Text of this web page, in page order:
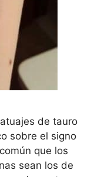
de tauro
sobre el signo
que los
sean los de